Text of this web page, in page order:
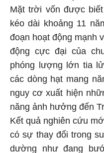
Mặt trời vốn được
kéo dài khoảng 11
đoạn hoạt động mạnh
động cực đại của
phóng lượng lớn tia
các dòng hạt mang
nguy cơ xuất hiện
năng ảnh hưởng đến
Kết quả nghiên cứu
có sự thay đổi trong
dường như đang